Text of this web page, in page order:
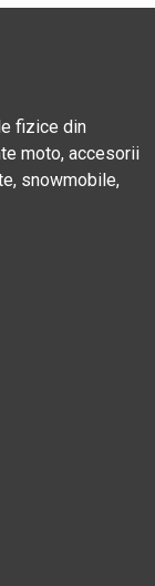
fizice din
moto, accesorii
snowmobile,